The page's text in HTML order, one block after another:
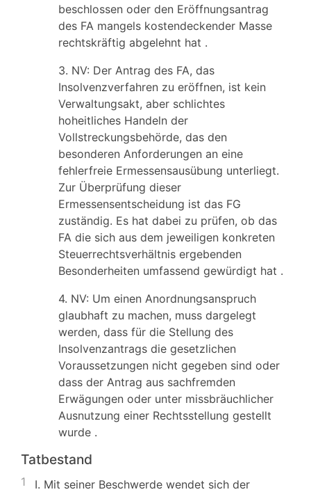
beschlossen oder den Eröffnungsantrag
des FA mangels kostendeckender Masse
rechtskräftig abgelehnt hat .
3. NV: Der Antrag des FA, das
Insolvenzverfahren zu eröffnen, ist kein
Verwaltungsakt, aber schlichtes
hoheitliches Handeln der
Vollstreckungsbehörde, das den
besonderen Anforderungen an eine
fehlerfreie Ermessensausübung unterliegt.
Zur Überprüfung dieser
Ermessensentscheidung ist das FG
zuständig. Es hat dabei zu prüfen, ob das
FA die sich aus dem jeweiligen konkreten
Steuerrechtsverhältnis ergebenden
Besonderheiten umfassend gewürdigt hat .
4. NV: Um einen Anordnungsanspruch
glaubhaft zu machen, muss dargelegt
werden, dass für die Stellung des
Insolvenzantrags die gesetzlichen
Voraussetzungen nicht gegeben sind oder
dass der Antrag aus sachfremden
Erwägungen oder unter missbräuchlicher
Ausnutzung einer Rechtsstellung gestellt
wurde .
Tatbestand
1
I. Mit seiner Beschwerde wendet sich der